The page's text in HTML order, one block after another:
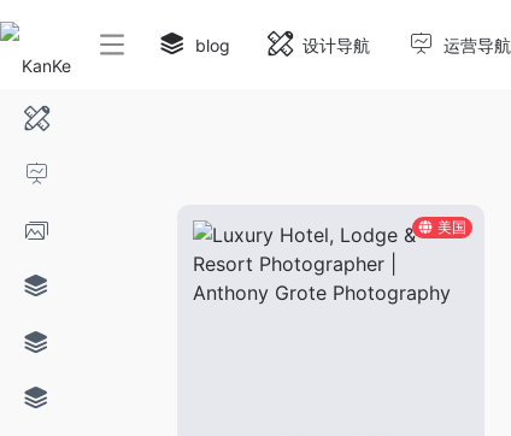
blog 设计导航 运营导航
美国